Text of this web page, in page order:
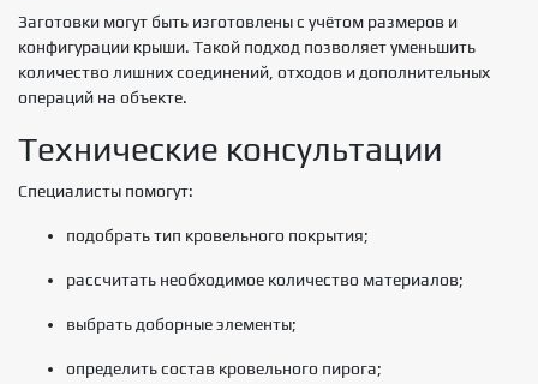
Заготовки могут быть изготовлены с учётом размеров и
конфигурации крыши. Такой подход позволяет уменьшить
количество лишних соединений, отходов и дополнительных
операций на объекте.
Технические консультации
Специалисты помогут:
подобрать тип кровельного покрытия;
рассчитать необходимое количество материалов;
выбрать доборные элементы;
определить состав кровельного пирога;